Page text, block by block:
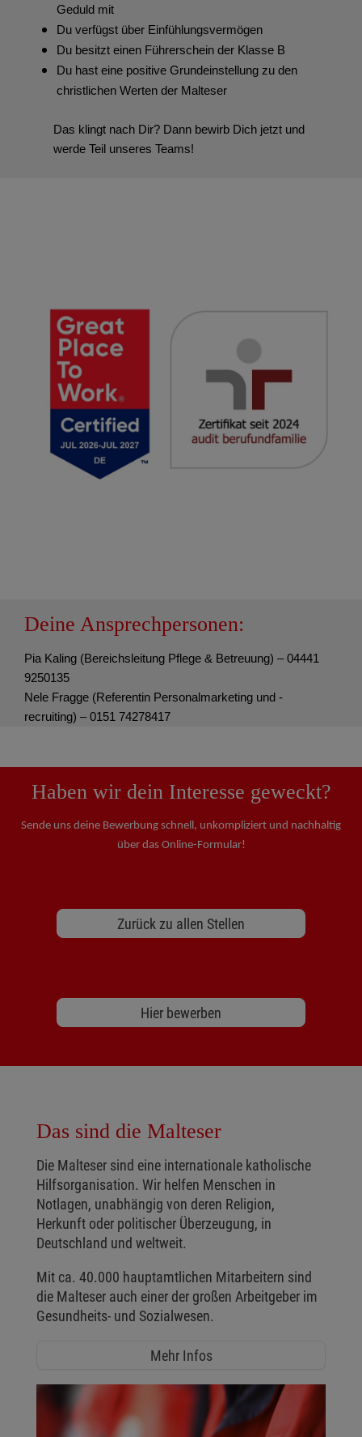
Geduld mit
Du verfügst über Einfühlungsvermögen
Du besitzt einen Führerschein der Klasse B
Du hast eine positive Grundeinstellung zu den
christlichen Werten der Malteser
Das klingt nach Dir? Dann bewirb Dich jetzt und
werde Teil unseres Teams!
Deine Ansprechpersonen:
Pia Kaling (Bereichsleitung Pflege & Betreuung) – 04441
9250135
Nele Fragge (Referentin Personalmarketing und -
recruiting) – 0151 74278417
Haben wir dein Interesse geweckt?
Sende uns deine Bewerbung schnell, unkompliziert und nachhaltig
über das Online-Formular!
Zurück zu allen Stellen
Hier bewerben
Das sind die Malteser
Die Malteser sind eine internationale katholische
Hilfsorganisation. Wir helfen Menschen in
Notlagen, unabhängig von deren Religion,
Herkunft oder politischer Überzeugung, in
Deutschland und weltweit.
Mit ca. 40.000 hauptamtlichen Mitarbeitern sind
die Malteser auch einer der großen Arbeitgeber im
Gesundheits- und Sozialwesen.
Mehr Infos